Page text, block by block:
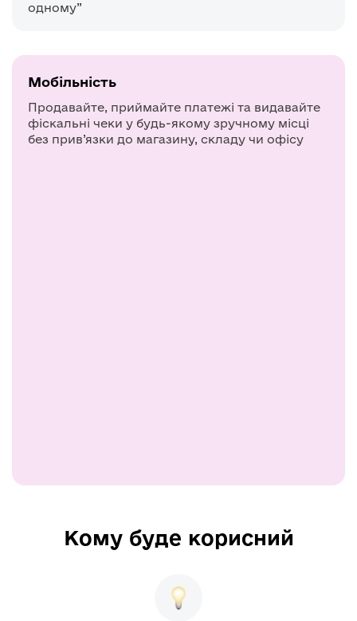
одному”
Мобільність
Продавайте, приймайте платежі та видавайте
фіскальні чеки у будь-якому зручному місці
без прив’язки до магазину, складу чи офісу
Кому буде корисний